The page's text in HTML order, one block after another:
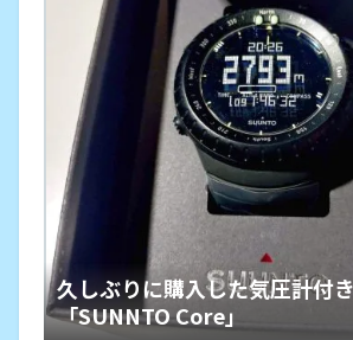
久しぶりに購入した気圧計付
「SUNNTO Core」